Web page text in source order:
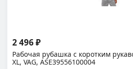
Рабочая рубашка с коротким
XL, VAG, ASE39556100004
2 496 ₽